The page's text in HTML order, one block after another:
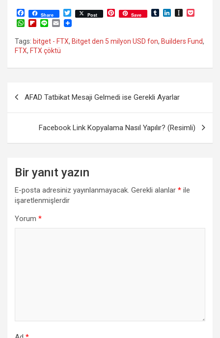
F
b
o
k
Share
T
w
i
t
t
Post
P
e
s
Save
T
b
L
k
e
n
a
p
e
W
a
t
s
p
F
i
p
b
a
n
e
E
a
i
l
Tags: bitget - FTX, Bitget den 5 milyon USD fon, Builders Fund,
FTX, FTX çöktü
AFAD Tatbikat Mesaji Gelmedi ise Gerekli Ayarlar
Facebook Link Kopyalama Nasıl Yapılır? (Resimli)
Bir yanıt yazın
E-posta adresiniz yayınlanmayacak. Gerekli alanlar * ile
işaretlenmişlerdir
Yorum *